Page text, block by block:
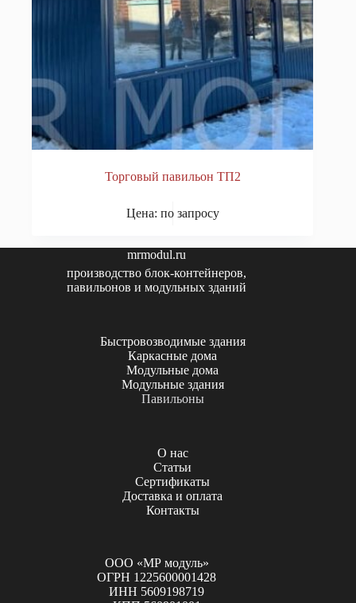
Торговый павильон ТП2
Цена: по запросу
mrmodul.ru
производство блок-контейнеров,
павильонов и модульных зданий
Быстровозводимые здания
Каркасные дома
Модульные дома
Модульные здания
Павильоны
О нас
Статьи
Сертификаты
Доставка и оплата
Контакты
ООО «МР модуль»
ОГРН 1225600001428
ИНН 5609198719